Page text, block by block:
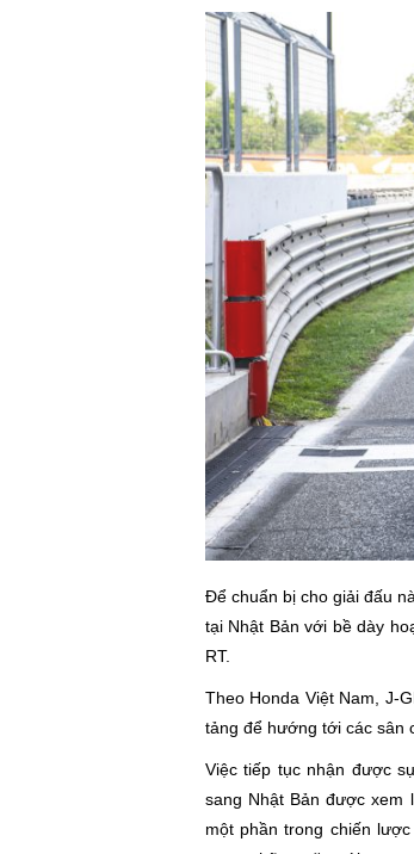
Để chuẩn bị cho giải đấu
tại Nhật Bản với bề dày
RT.
Theo Honda Việt Nam, J-
tảng để hướng tới các sân
Việc tiếp tục nhận được
sang Nhật Bản được xem
một phần trong chiến